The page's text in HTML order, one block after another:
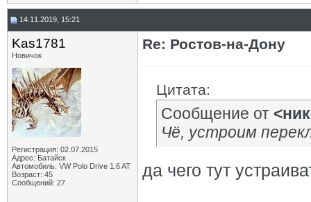
14.11.2019, 15:21
Kas1781
Новичок
Регистрация: 02.07.2015
Адрес: Батайск
Автомобиль: VW Polo Drive 1.6 AT
Возраст: 45
Сообщений: 27
Re: Ростов-на-Дону
Цитата:
Сообщение от
Чё, устроим
да чего тут